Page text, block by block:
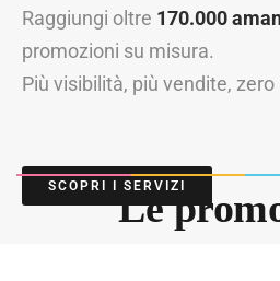
Raggiungi oltre 170.000
promozioni su misura.
Più visibilità, più vendite, zero
SCOPRI I SERVIZI
Le